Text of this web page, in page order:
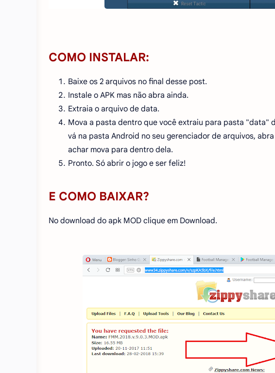
COMO INSTALAR:
Baixe os 2 arquivos no final desse post.
Instale o APK mas não abra ainda.
Extraia o arquivo de data.
Mova a pasta dentro que você extraiu para pasta "data"
vá na pasta Android no seu gerenciador de arquivos,
achar mova para dentro dela.
Pronto. Só abrir o jogo e ser feliz!
E COMO BAIXAR?
No download do apk MOD clique em Download.